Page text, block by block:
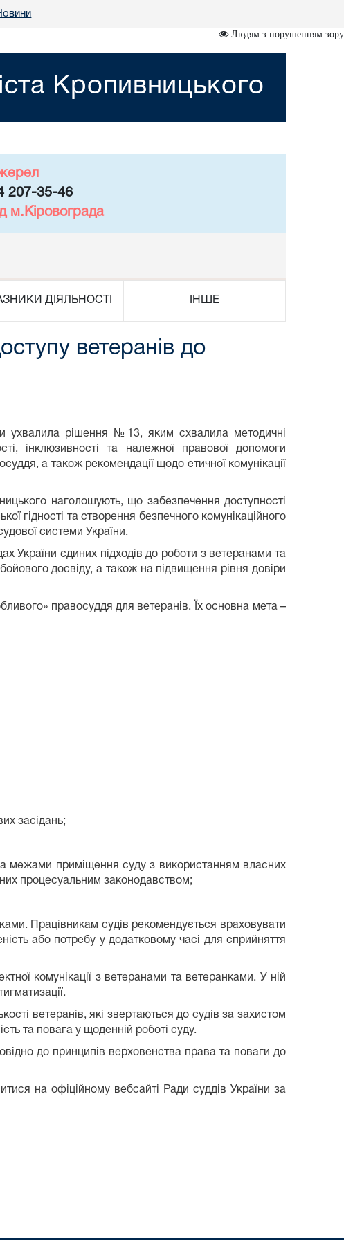
Людям з порушенням зору
Кропивницького
207-35-46
м.Кіровограда
ДІЯЛЬНОСТІ ІНШЕ
ветеранів до
рішення №13, яким схвалила методичні
інклюзивності та належної правової допомоги
а також рекомендації щодо етичної комунікації
наголошують, що забезпечення доступності
гідності та створення безпечного комунікаційного
системи України.
єдиних підходів до роботи з ветеранами та
досвіду, а також на підвищення рівня довіри
правосуддя для ветеранів. Їх основна мета –
засідань;
межами приміщення суду з використанням власних
процесуальним законодавством;
Працівникам судів рекомендується враховувати
або потребу у додатковому часі для сприйняття
комунікації з ветеранами та ветеранками. У ній
ветеранів, які звертаються до судів за захистом
та повага у щоденній роботі суду.
до принципів верховенства права та поваги до
на офіційному вебсайті Ради суддів України за